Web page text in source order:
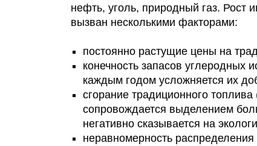
нефть, уголь, природный газ. Рост
вызван несколькими факторами:
постоянно растущие цены на
конечность запасов углеродных
каждым годом усложняется их
сгорание традиционного
сопровождается выделением
негативно сказывается на
неравномерность